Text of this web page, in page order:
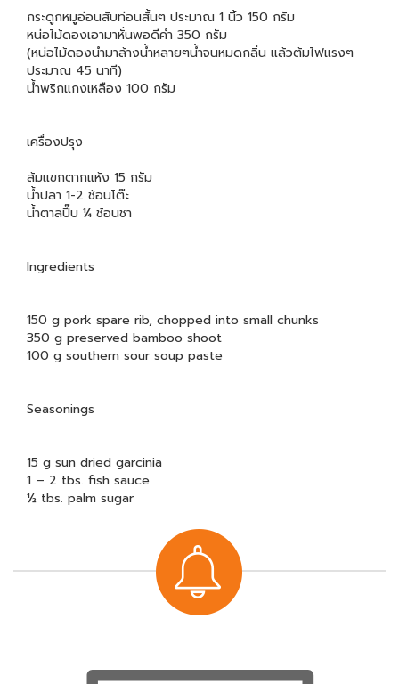
กระดูกหมูอ่อนสับท่อนสั้นๆ ประมาณ 1 นิ้ว 150 กรัม
หน่อไม้ดองเอามาหั่นพอดีคำ 350 กรัม
(หน่อไม้ดองนำมาล้างน้ำหลายๆน้ำจนหมดกลิ่น แล้วต้มไฟแรงๆ
ประมาณ 45 นาที)
น้ำพริกแกงเหลือง 100 กรัม
เครื่องปรุง
ส้มแขกตากแห้ง 15 กรัม
น้ำปลา 1-2 ช้อนโต๊ะ
น้ำตาลปี๊บ ¼ ช้อนชา
Ingredients
150 g pork spare rib, chopped into small chunks
350 g preserved bamboo shoot
100 g southern sour soup paste
Seasonings
15 g sun dried garcinia
1 – 2 tbs. fish sauce
½ tbs. palm sugar